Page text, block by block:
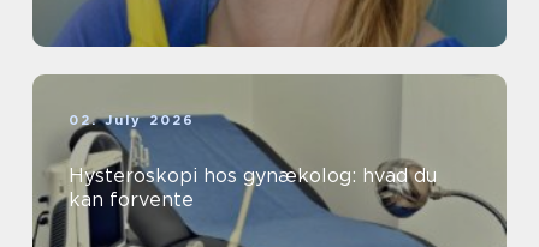
02. July 2026
Hysteroskopi hos gynækolog: hvad du
kan forvente